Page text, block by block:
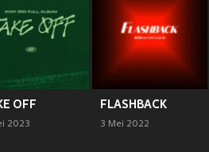
OFF
2023
FLASHBACK
3 Mei 2022